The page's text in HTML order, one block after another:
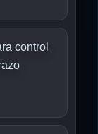
control